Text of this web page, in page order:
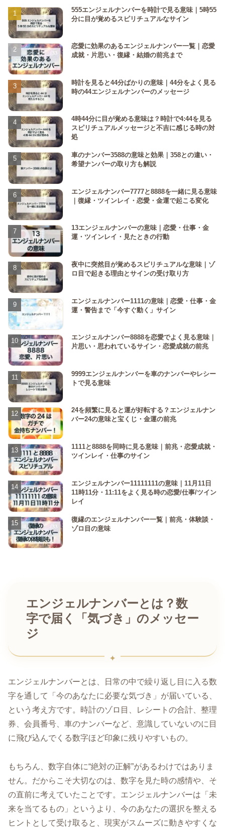
555エンジェルナンバーを時計で見る意味｜5時55
分に目が覚めるスピリチュアルなサイン
恋愛に効果のあるエンジェルナンバー一覧｜恋愛
成就・片思い・復縁・結婚の前兆まで
時計を見ると44分ばかりの意味｜44分をよく見る
時の44エンジェルナンバーのメッセージ
4時44分に目が覚める意味は？時計で4:44を見る
スピリチュアルメッセージと不吉に感じる時の対
処
車のナンバー3588の意味と効果｜358との違い・
希望ナンバーの取り方も解説
エンジェルナンバー7777と8888を一緒に見る意味
｜復縁・ツインレイ・恋愛・金運で起こる変化
13エンジェルナンバーの意味｜恋愛・仕事・金
運・ツインレイ・見たときの行動
夜中に突然目が覚めるスピリチュアルな意味｜ゾ
ロ目で起きる理由とサインの受け取り方
エンジェルナンバー1111の意味｜恋愛・仕事・金
運・警告まで「今すぐ動く」サイン
エンジェルナンバー8888を恋愛でよく見る意味｜
片思い・思われているサイン・恋愛成就の前兆
9999エンジェルナンバーを車のナンバーやレシー
トで見る意味
24を頻繁に見ると運が好転する？エンジェルナン
バー24の意味と宝くじ・金運の前兆
1111と8888を同時に見る意味｜前兆・恋愛成就・
ツインレイ・仕事のサイン
エンジェルナンバー11111111の意味｜11月11日
11時11分・11:11をよく見る時の恋愛/仕事/ツイン
レイ
復縁のエンジェルナンバー一覧｜前兆・体験談・
ゾロ目の意味
エンジェルナンバーとは？数
字で届く「気づき」のメッセー
ジ
エンジェルナンバーとは、日常の中で繰り返し目に入る数
字を通して「今のあなたに必要な気づき」が届いている、
という考え方です。時計のゾロ目、レシートの合計、整理
券、会員番号、車のナンバーなど、意識していないのに目
に飛び込んでくる数字ほど印象に残りやすいもの。
もちろん、数字自体に“絶対の正解”があるわけではありま
せん。だからこそ大切なのは、数字を見た時の感情や、そ
の直前に考えていたことです。エンジェルナンバーは「未
来を当てるもの」というより、今のあなたの選択を整える
ヒントとして受け取ると、現実がスムーズに動きやすくな